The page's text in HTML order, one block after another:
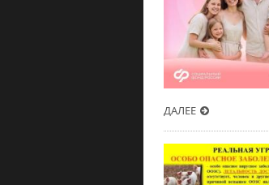
ДАЛЕЕ